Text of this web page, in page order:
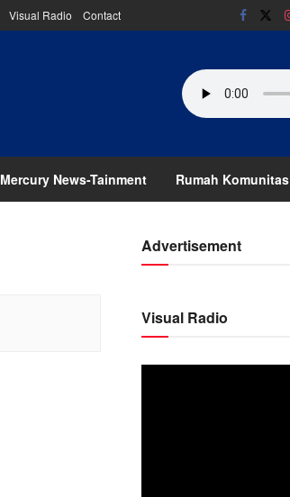
Visual Radio Contact
Mercury News-Tainment Rumah Komunitas
Advertisement
Visual Radio